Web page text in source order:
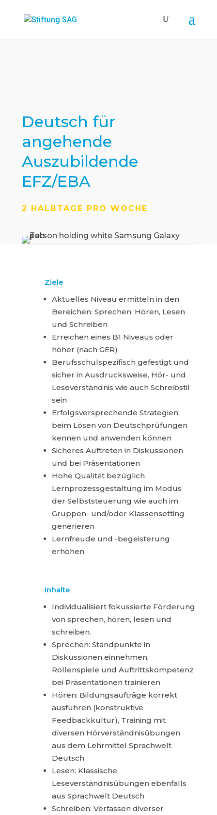
Deutsch für
angehende
Auszubildende
EFZ/EBA
2 HALBTAGE PRO WOCHE
Ziele
Aktuelles Niveau ermitteln in den
Bereichen: Sprechen, Hören, Lesen
und Schreiben
Erreichen eines B1 Niveaus oder
höher (nach GER)
Berufsschulspezifisch gefestigt und
sicher in Ausdrucksweise, Hör- und
Leseverständnis wie auch Schreibstil
sein
Erfolgsversprechende Strategien
beim Lösen von Deutschprüfungen
kennen und anwenden können
Sicheres Auftreten in Diskussionen
und bei Präsentationen
Hohe Qualität bezüglich
Lernprozessgestaltung im Modus
der Selbststeuerung wie auch im
Gruppen- und/oder Klassensetting
generieren
Lernfreude und -begeisterung
erhöhen
Inhalte
Individualisiert fokussierte Förderung
von sprechen, hören, lesen und
schreiben.
Sprechen: Standpunkte in
Diskussionen einnehmen,
Rollenspiele und Auftrittskompetenz
bei Präsentationen trainieren
Hören: Bildungsaufträge korrekt
ausführen (konstruktive
Feedbackkultur), Training mit
diversen Hörverständnisübungen
aus dem Lehrmittel Sprachwelt
Deutsch
Lesen: Klassische
Leseverständnisübungen ebenfalls
aus Sprachwelt Deutsch
Schreiben: Verfassen diverser